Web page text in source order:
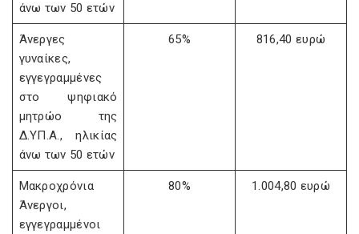
άνω των 50 ετών
Άνεργες
γυναίκες,
εγγεγραμμένες
στο ψηφιακό
μητρώο της
Δ.ΥΠ.Α., ηλικίας
άνω των 50 ετών
65% 816,40 ευρώ
Μακροχρόνια
Άνεργοι,
εγγεγραμμένοι
80% 1.004,80 ευρώ